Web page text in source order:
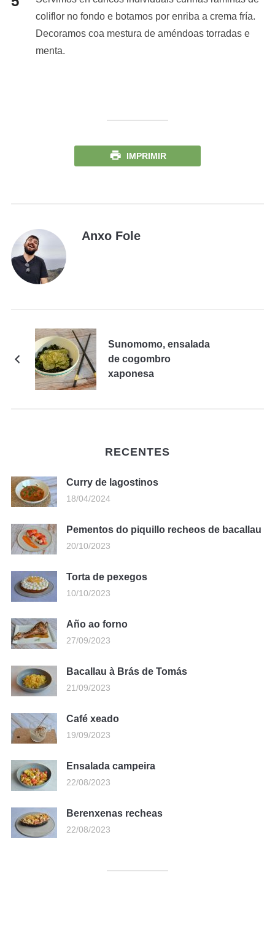
coliflor no fondo e botamos por enriba a crema fría.
Decoramos coa mestura de améndoas torradas e
menta.
IMPRIMIR
Anxo Fole
Sunomomo, ensalada
de cogombro
xaponesa
RECENTES
Curry de lagostinos
18/04/2024
Pementos do piquillo recheos de bacallau
20/10/2023
Torta de pexegos
10/10/2023
Año ao forno
27/09/2023
Bacallau à Brás de Tomás
21/09/2023
Café xeado
19/09/2023
Ensalada campeira
22/08/2023
Berenxenas recheas
22/08/2023